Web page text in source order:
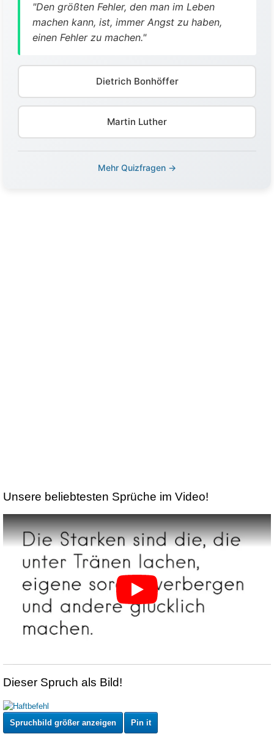
"Den größten Fehler, den man im Leben
machen kann, ist, immer Angst zu haben,
einen Fehler zu machen."
Dietrich Bonhöffer
Martin Luther
Mehr Quizfragen →
Unsere beliebtesten Sprüche im Video!
Dieser Spruch als Bild!
Spruchbild größer anzeigen Pin it